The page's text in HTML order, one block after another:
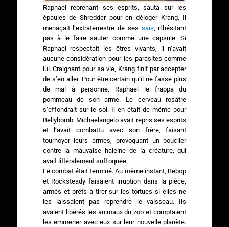
Raphael reprenant ses esprits, sauta sur les
épaules de Shredder pour en déloger Krang. Il
menaçait l’extraterrestre de ses saïs , n’hésitant
pas à le faire sauter comme une capsule. Si
Raphael respectait les êtres vivants, il n’avait
aucune considération pour les parasites comme
lui. Craignant pour sa vie, Krang finit par accepter
de s’en aller. Pour être certain qu’il ne fasse plus
de mal à personne, Raphael le frappa du
pommeau de son arme. Le cerveau rosâtre
s’effondrait sur le sol. Il en était de même pour
Bellybomb. Michaelangelo avait repris ses esprits
et l’avait combattu avec son frère, faisant
tournoyer leurs armes, provoquant un bouclier
contre la mauvaise haleine de la créature, qui
avait littéralement suffoquée.
Le combat était terminé. Au même instant, Bebop
et Rocksteady faisaient irruption dans la pièce,
armés et prêts à tirer sur les tortues si elles ne
les laissaient pas reprendre le vaisseau. Ils
avaient libérés les animaux du zoo et comptaient
les emmener avec eux sur leur nouvelle planète.